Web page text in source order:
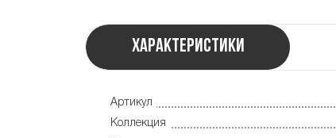
Характеристики
Артикул
Коллекция